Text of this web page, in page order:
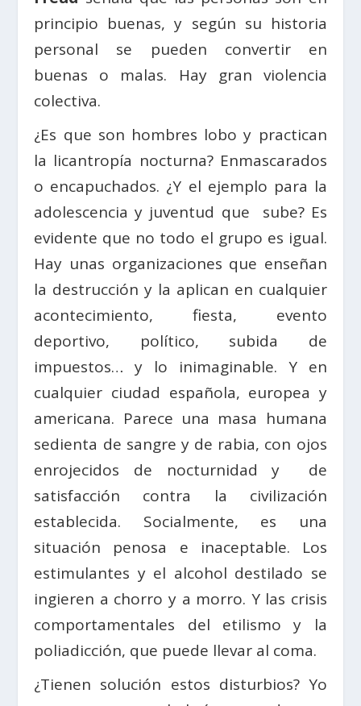
principio buenas, y según su historia
personal se pueden convertir en
buenas o malas. Hay gran violencia
colectiva.
¿Es que son hombres lobo y practican
la licantropía nocturna? Enmascarados
o encapuchados. ¿Y el ejemplo para la
adolescencia y juventud que sube? Es
evidente que no todo el grupo es igual.
Hay unas organizaciones que enseñan
la destrucción y la aplican en cualquier
acontecimiento, fiesta, evento
deportivo, político, subida de
impuestos… y lo inimaginable. Y en
cualquier ciudad española, europea y
americana. Parece una masa humana
sedienta de sangre y de rabia, con ojos
enrojecidos de nocturnidad y de
satisfacción contra la civilización
establecida. Socialmente, es una
situación penosa e inaceptable. Los
estimulantes y el alcohol destilado se
ingieren a chorro y a morro. Y las crisis
comportamentales del etilismo y la
poliadicción, que puede llevar al coma.
¿Tienen solución estos disturbios? Yo